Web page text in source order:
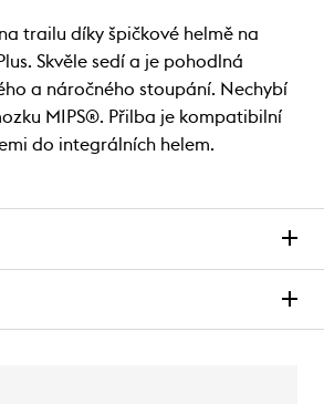
trailu díky špičkové helmě na
Skvěle sedí a je pohodlná
a náročného stoupání. Nechybí
MIPS®. Přilba je kompatibilní
do integrálních helem.